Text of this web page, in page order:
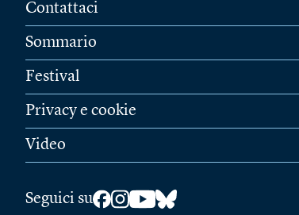
Contattaci
Sommario
Festival
Privacy e cookie
Video
Seguici su